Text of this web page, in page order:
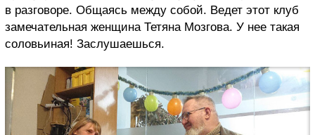
в разговоре. Общаясь между собой. Ведет этот клуб
замечательная женщина Тетяна Мозгова. У нее такая
соловьиная! Заслушаешься.